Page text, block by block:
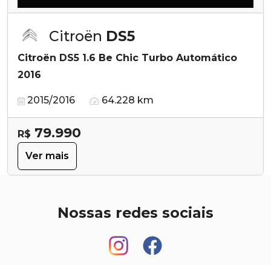
Citroën DS5
Citroën DS5 1.6 Be Chic Turbo Automático
2016
2015/2016 64.228 km
R$ 79.990
Ver mais
Nossas redes sociais